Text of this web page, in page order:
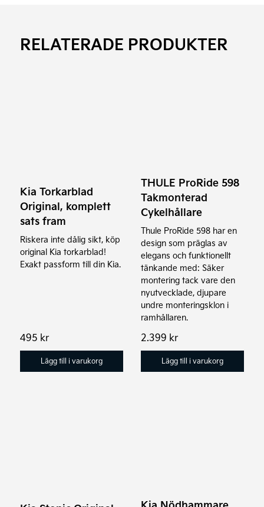
RELATERADE PRODUKTER
Kia Torkarblad
Original, komplett
sats fram
Riskera inte dålig sikt, köp
original Kia torkarblad!
Exakt passform till din Kia.
495 kr
Lägg till i varukorg
THULE ProRide 598
Takmonterad
Cykelhållare
Thule ProRide 598 har en
design som präglas av
elegans och funktionellt
tänkande med: Säker
montering tack vare den
nyutvecklade, djupare
undre monteringsklon i
ramhållaren.
2.399 kr
Lägg till i varukorg